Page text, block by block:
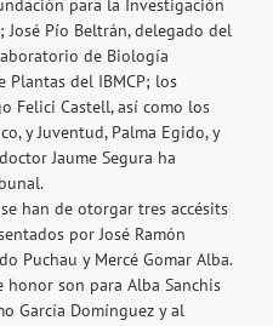
para la Investigación
Pío Beltrán, delegado del
de Biología
Plantas del IBMCP; los
Felici Castell, así como los
y Juventud, Palma Egido, y
Jaume Segura ha
han de otorgar tres accésits
por José Ramón
Puchau y Mercé Gomar Alba.
honor son para Alba Sanchis
García Domínguez y al